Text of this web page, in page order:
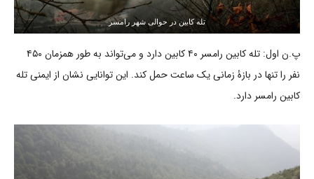
تله کابین در حوالی شهر رامسر
پ.ن اول: تله کابین رامسر ۴۰ کابین دارد و می‌تواند به طور همزمان ۴۵۰
نفر را تنها در بازۀ زمانی یک ساعت حمل کند. این توانایی نشان از ایمنی تله
کابین رامسر دارد.